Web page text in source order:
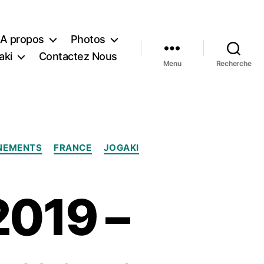
A propos
Photos
Contactez Nous
Menu Recherche
FRANCE
JOGAKI
–